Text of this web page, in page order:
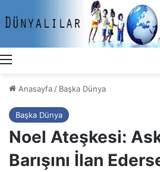
Menü
Anasayfa / Başka Dünya
Başka Dünya
Noel Ateşkesi:
Barışını İlan